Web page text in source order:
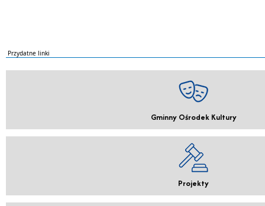
Przydatne linki
Gminny Ośrodek Kultury
Projekty